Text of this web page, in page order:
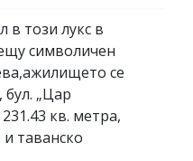
в този лукс в
символичен
се
„Цар
кв. метра,
таванско